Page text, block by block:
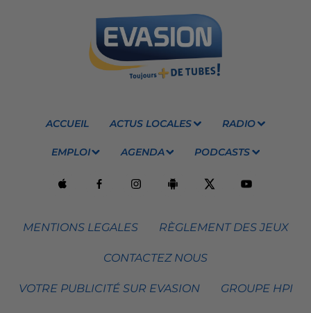
ACCUEIL ACTUS LOCALES RADIO
EMPLOI AGENDA PODCASTS
MENTIONS LEGALES RÈGLEMENT DES JEUX
CONTACTEZ NOUS
VOTRE PUBLICITÉ SUR EVASION GROUPE HPI